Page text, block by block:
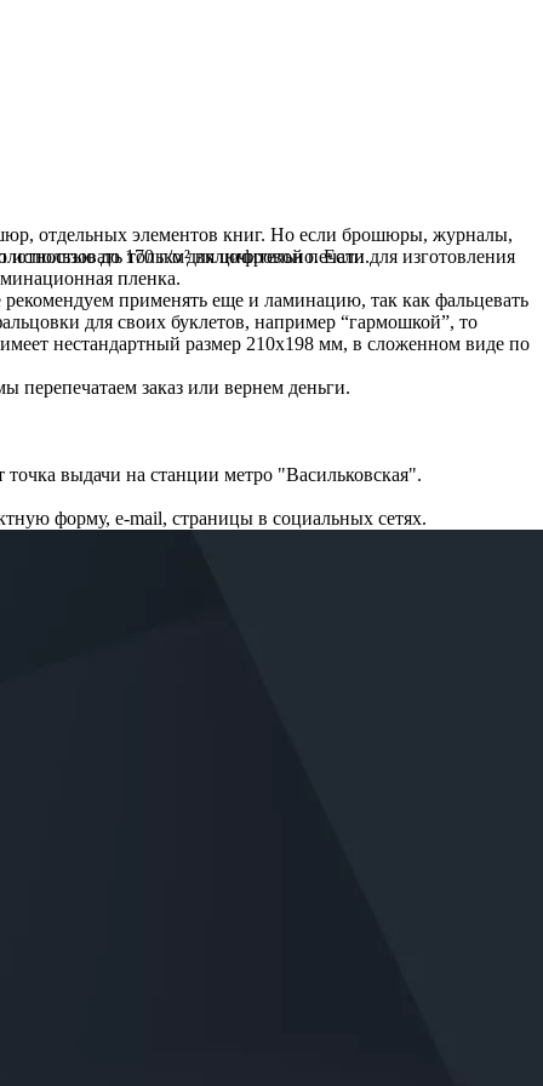
отдельных элементов книг. Но если брошюры, журналы,
до 170 г/м² включительно. Если для изготовления
только для цифровой печати.
пленка.
применять еще и ламинацию, так как фальцевать
для своих буклетов, например “гармошкой”, то
нестандартный размер 210х198 мм, в сложенном виде по
заказ или вернем деньги.
вы­дачи на стан­ции ме­тро "Василь­ков­ская".
форму, e-mail, стра­­ни­цы в социальных сетях.